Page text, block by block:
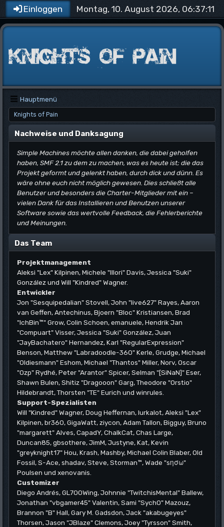
Einloggen Montag, 10. August 2026, 06:37:11
Hauptmenü
Knights of Pain
Nachweise und Danksagung
Simple Machines möchte allen danken, die dabei geholfen
haben, SMF 2.1 zu dem zu machen, was es heute ist; die das
Projekt geformt und gelenkt haben, durch dick und dünn. Es
wäre ohne euch nicht möglich gewesen. Dies schließt alle
Benutzer und besonders die Charter-Mitglieder mit ein –
vielen Dank für das Installieren und Benutzen unserer
Software sowie das wertvolle Feedback, die Fehlerberichte
und Meinungen.
Das Team
Projektmanagement
Aleksi "Lex" Kilpinen, Michele "Illori" Davis, Jessica "Suki"
González und Will "Kindred" Wagner.
Entwickler
Jon "Sesquipedalian" Stovell, John "live627" Rayes, Aaron
van Geffen, Antechinus, Bjoern "Bloc" Kristiansen, Brad
"IchBin™" Grow, Colin Schoen, emanuele, Hendrik Jan
"Compuart" Visser, Jessica "Suki" González, Juan
"JayBachatero" Hernandez, Karl "RegularExpression"
Benson, Matthew "Labradoodle-360" Kerle, Grudge, Michael
"Oldiesmann" Eshom, Michael "Thantos" Miller, Norv, Oscar
"Ozp" Rydhé, Peter "Arantor" Spicer, Selman "[SiNaN]" Eser,
Shawn Bulen, Shitiz "Dragooon" Garg, Theodore "Orstio"
Hildebrandt, Thorsten "TE" Eurich und winrules.
Support-Spezialisten
Will "Kindred" Wagner, Doug Heffernan, lurkalot, Aleksi "Lex"
Kilpinen, br360, GigaWatt, ziycon, Adam Tallon, Bigguy, Bruno
"margarett" Alves, CapadY, ChalkCat, Chas Large,
Duncan85, gbsothere, JimM, Justyne, Kat, Kevin
"greyknight17" Hou, Krash, Mashby, Michael Colin Blaber, Old
Fossil, S-Ace, shadav, Steve, Storman™, Wade "sησω"
Poulsen und xenovanis.
Customizer
Diego Andrés, GL700Wing, Johnnie "TwitchisMental" Ballew,
Jonathan "vbgamer45" Valentin, Sami "SychO" Mazouz,
Brannon "B" Hall, Gary M. Gadsdon, Jack "akabugeyes"
Thorsen, Jason "JBlaze" Clemons, Joey "Tyrsson" Smith,